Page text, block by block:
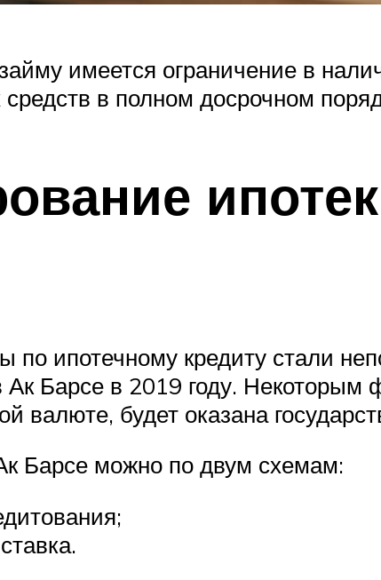
имеется ограничение в
в полном досрочном
по ипотечному кредиту стали
Ак Барсе в 2019 году.
валюте, будет оказана
Барсе можно по двум схемам: